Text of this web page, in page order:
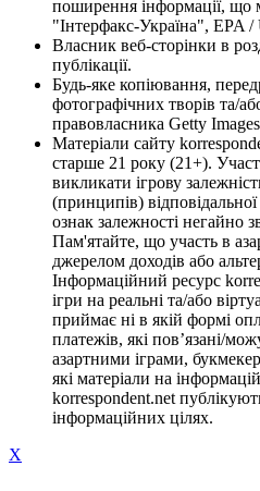
поширення інформації, що
"Інтерфакс-Україна", EPA /
Власник веб-сторінки в
публікації.
Будь-яке копіювання,
фотографічних творів та/
правовласника Getty
Матеріали сайту
старше 21 року (21+).
викликати ігрову
(принципів)
ознак залежності негайно
Пам'ятайте, що участь в
джерелом доходів або
Інформаційний ресурс
ігри на реальні та/або
приймає ні в якій формі
платежів, які пов’язані/
азартними іграми,
які матеріали на
korrespondent.net
інформаційних цілях.
X